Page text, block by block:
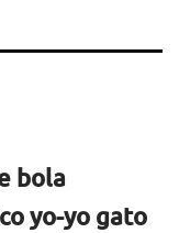
bola
yo-yo gato